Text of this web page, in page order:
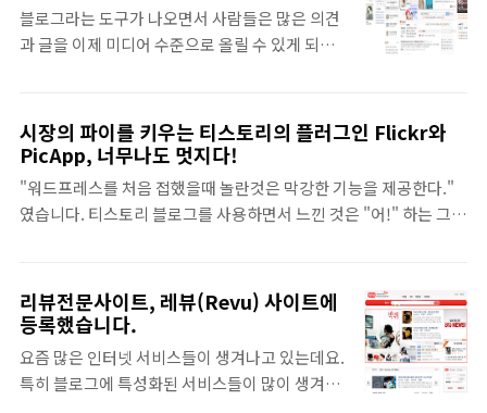
는 단순함과 빠름, 그리고 효과적인 사용자 인터
페이스라는 측면에서 기존의 구글 검색엔진에서
에 얼마나 파괴적인 힘을 발휘할 것인가는 사실,
얼마나 뛰어난 검색엔진일까라는 측면보다는 시
장에서 얼마나 "지금의 호응도와 관심을 유지할
것인가?"에 달려있지 않을까 합니다. 우선, 지금
블로그라는 도구가 나오면서 사람들은 많은 의견
과 글을 이제 미디어 수준으로 올릴 수 있게 되었
도 충분히 가능하였지만, 블로그, 특히, 블로그 서
비스들이 나오면서 글을 작성하는 것이 워드프로
세서 작성하는 수준까지 올라오면서 컨텐츠가 생
산되는 속도는 급속도로 늘어날 수 있었습니다.
도구의 편리성이 바로, 산업의 양적 성장을 이끈
의 필수 요소가 된 것은 그만큼 가치가 있다는 것
이 아닐까 합니다. 이러한 블로그 서비스들이 왜?
사랑을 받는지는 블로그 광고 서비스를 이해하는
데 있어서 도움이 되지 않을까 합니다. 제가 생각
시장의 파이를 키우는 티스토리의 플러그인 Flickr와
PicApp, 너무나도 멋지다!
"워드프레스를 처음 접했을때 놀란것은 막강한 기능을 제공한다."
였습니다. 티스토리 블로그를 사용하면서 느낀 것은 "어!" 하는 그
PicApp 서비스에 대한 플러그인을 바라고 이런저런 생각이 머리속
을 스쳤습니다. Lampara - HDR by HeXeNeSi "이거구나..." 아
직 머리속을 희미하게 지나가는 것이지만, 생각이 번뜩 나더라고요.
시장의 파이를 키우는 공유 정신의 힘 이 플러그인이 뭐 그리 대수인
가! 라고 생각할 수 있습니다. 그러나 조금 뒤집어 놓고 생각하면 다
리뷰전문사이트, 레뷰(Revu) 사이트에
등록했습니다.
요즘 많은 인터넷 서비스들이 생겨나고 있는데요.
특히 블로그에 특성화된 서비스들이 많이 생겨나